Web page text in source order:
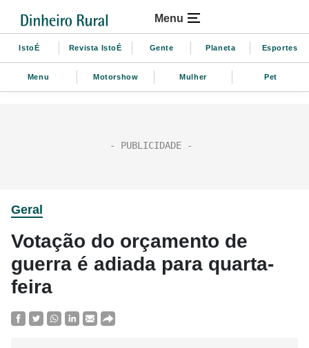
Menu
IstoÉ Revista IstoÉ Gente Planeta Esportes
Menu Motorshow Mulher Pet
Geral
Votação do orçamento de
guerra é adiada para quarta-
feira